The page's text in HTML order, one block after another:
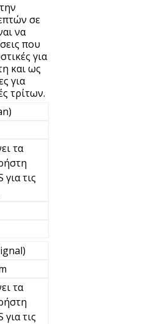
σε
να
που
για
και ως
για
τρίτων.
τα
τις
τα
τις